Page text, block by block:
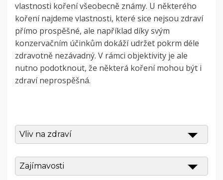
vlastnosti koření všeobecně známy. U některého
koření najdeme vlastnosti, které sice nejsou zdraví
přímo prospěšné, ale například díky svým
konzervačním účinkům dokáží udržet pokrm déle
zdravotně nezávadný. V rámci objektivity je ale
nutno podotknout, že některá koření mohou být i
zdraví neprospěšná.
Vliv na zdraví
Zajímavosti